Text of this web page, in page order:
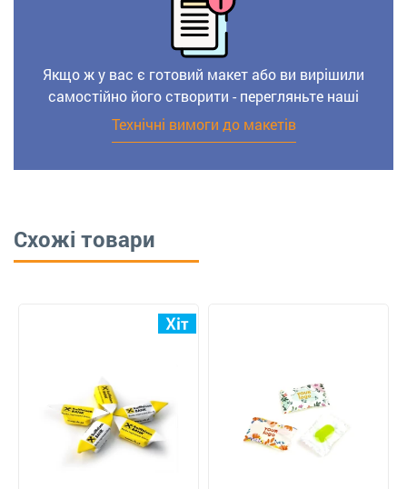
Якщо ж у вас є готовий макет або ви вирішили
самостійно його створити - перегляньте наші
Технічні вимоги до макетів
Схожі товари